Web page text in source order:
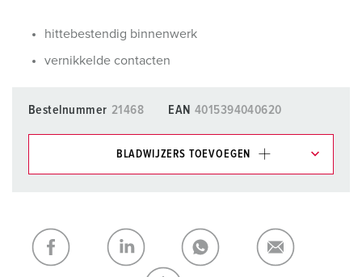
hittebestendig binnenwerk
vernikkelde contacten
Bestelnummer 21468 EAN 4015394040620
BLADWIJZERS TOEVOEGEN
Mijn lijst TOEVOEGEN
NIEUW LIJST MAKEN